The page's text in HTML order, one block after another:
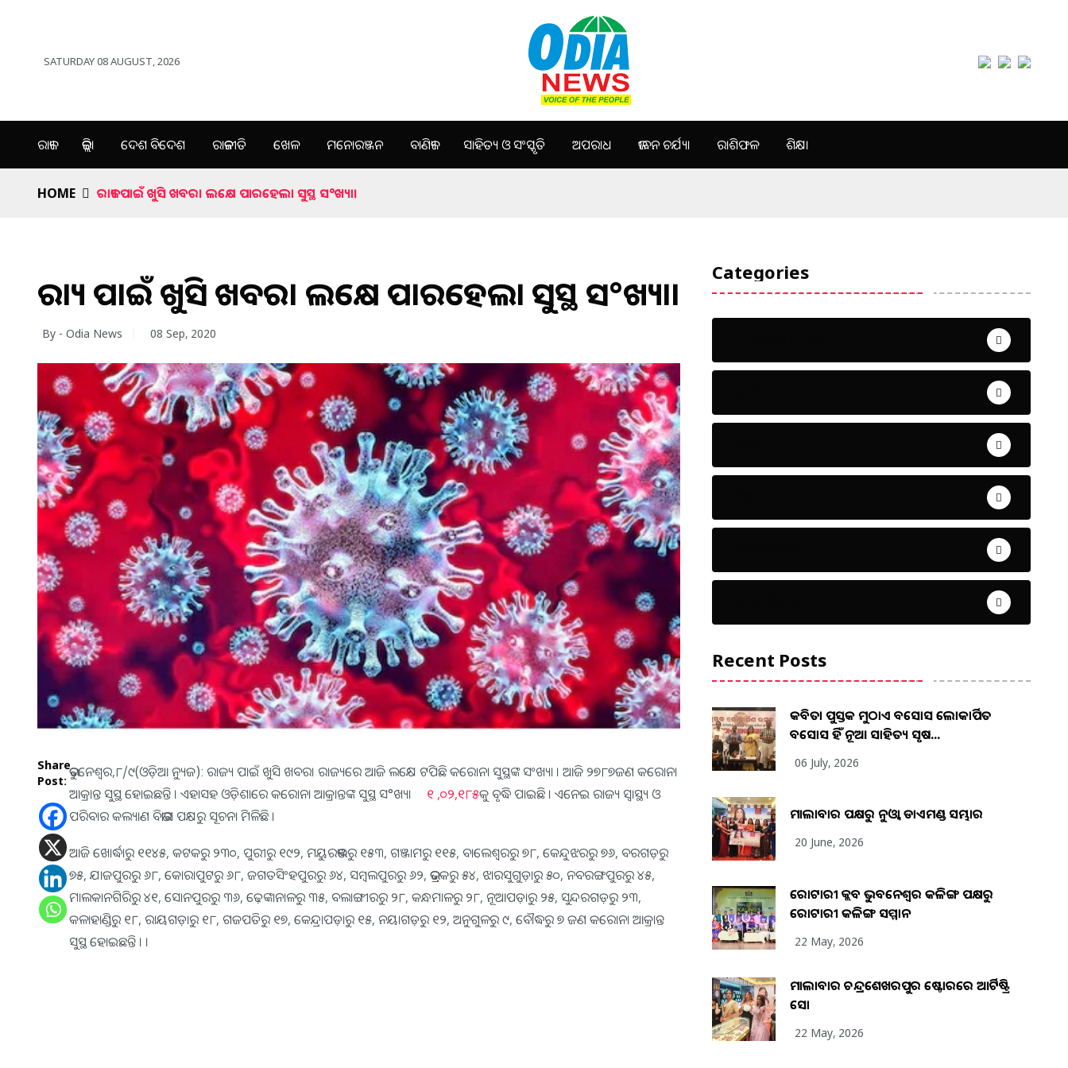
SATURDAY 08 AUGUST, 2026
ରାଜ୍ୟ ଜିଲ୍ଲା ଦେଶ ବିଦେଶ ରାଜନୀତି ଖେଳ ମନୋରଞ୍ଜନ ବାଣିଜ୍ୟ ସାହିତ୍ୟ ଓ ସଂସ୍କୃତି ଅପରାଧ ଜୀବନ ଚର୍ଯ୍ୟା ରାଶିଫଳ ଶିକ୍ଷା
HOME ରାଜ୍ୟ ପାଇଁ ଖୁସି ଖବର। ଲକ୍ଷେ ପାରହେଲା ସୁସ୍ଥ ସ°ଖ୍ୟା।
ରାଜ୍ୟ ପାଇଁ ଖୁସି ଖବର। ଲକ୍ଷେ ପାରହେଲା ସୁସ୍ଥ ସ°ଖ୍ୟା।
By - Odia News 08 Sep, 2020
Share
Post:
ଭୁବନେଶ୍ୱର,୮/୯(ଓଡ଼ିଆ ନ୍ୟୁଜ): ରାଜ୍ୟ ପାଇଁ ଖୁସି ଖବର। ରାଜ୍ୟରେ ଆଜି ଲକ୍ଷେ ଟପିଛି କରୋନା ସୁସ୍ଥଙ୍କ ସଂଖ୍ୟା । ଆଜି ୨୭୮୭ଜଣ କରୋନା
ଆକ୍ରାନ୍ତ ସୁସ୍ଥ ହୋଇଛନ୍ତି । ଏହାସହ ଓଡ଼ିଶାରେ କରୋନା ଆକ୍ରାନ୍ତଙ୍କ ସୁସ୍ଥ ସ°ଖ୍ୟା ୧ ,୦୨,୧୮୫କୁ ବୃଦ୍ଧି ପାଇଛି । ଏନେଇ ରାଜ୍ୟ ସ୍ୱାସ୍ଥ୍ୟ ଓ
ପରିବାର କଲ୍ୟାଣ ବିଭାଗ ପକ୍ଷରୁ ସୂଚନା ମିଳିଛି ।
ଆଜି ଖୋର୍ଦ୍ଧାରୁ ୧୧୪୫, କଟକରୁ ୨୩୦, ପୁରୀରୁ ୧୯୨, ମୟୁରଭଞ୍ଜରୁ ୧୫୩, ଗଞ୍ଜାମରୁ ୧୧୫, ବାଲେଶ୍ୱରରୁ ୭୮, କେନ୍ଦୁଝରରୁ ୭୬, ବରଗଡ଼ରୁ
୭୫, ଯାଜପୁରରୁ ୬୮, କୋରାପୁଟରୁ ୬୮, ଜଗତସିଂହପୁରରୁ ୬୪, ସମ୍ବଲପୁରରୁ ୬୨, ଭଦ୍ରକରୁ ୫୪, ଝାରସୁଗୁଡ଼ାରୁ ୫୦, ନବରଙ୍ଗପୁରରୁ ୪୫,
ମାଲକାନଗିରିରୁ ୪୧, ସୋନପୁରରୁ ୩୬, ଢ଼େଙ୍କାନାଳରୁ ୩୫, ବଲାଙ୍ଗୀରରୁ ୨୮, କନ୍ଧମାଳରୁ ୨୮, ନୂଆପଡ଼ାରୁ ୨୫, ସୁନ୍ଦରଗଡ଼ରୁ ୨୩,
କଳାହାଣ୍ଡିରୁ ୧୮, ରାୟଗଡ଼ାରୁ ୧୮, ଗଜପତିରୁ ୧୭, କେନ୍ଦ୍ରାପଡ଼ାରୁ ୧୫, ନୟାଗଡ଼ରୁ ୧୨, ଅନୁଗୁଳରୁ ୯, ବୌଦ୍ଧରୁ ୭ ଜଣ କରୋନା ଆକ୍ରାନ୍ତ
ସୁସ୍ଥ ହୋଇଛନ୍ତି । ।
Categories
Recent Posts
କବିତା ପୁସ୍ତକ ମୁଠାଏ ଅବସୋସ ଲୋକାର୍ପିତ
ଅବସୋସ ହିଁ ନୂଆ ସାହିତ୍ୟ ସୃଷ...
06 July, 2026
ମାଲାବାର ପକ୍ଷରୁ ନୁଓ୍ବା ଡାଏମଣ୍ଡ ସମ୍ଭାର
20 June, 2026
ରୋଟାରୀ କ୍ଲବ ଭୁବନେଶ୍ୱର କଳିଙ୍ଗ ପକ୍ଷରୁ
ରୋଟାରୀ କଳିଙ୍ଗ ସମ୍ମାନ
22 May, 2026
ମାଲାବାର ଚନ୍ଦ୍ରଶେଖରପୁର ଷ୍ଟୋରରେ ଆର୍ଟିଷ୍ଟ୍ରି
ସୋ
22 May, 2026